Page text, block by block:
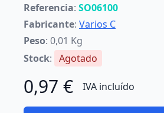
Referencia: SO06100
Fabricante: Varios C
Peso: 0,01 Kg
Stock: Agotado
0,97 € IVA incluído